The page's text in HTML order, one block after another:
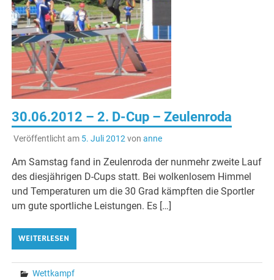
30.06.2012 – 2. D-Cup – Zeulenroda
Veröffentlicht am 5. Juli 2012 von anne
Am Samstag fand in Zeulenroda der nunmehr zweite Lauf
des diesjährigen D-Cups statt. Bei wolkenlosem Himmel
und Temperaturen um die 30 Grad kämpften die Sportler
um gute sportliche Leistungen. Es […]
WEITERLESEN
Wettkampf